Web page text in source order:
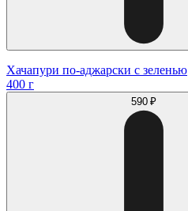
Хачапури по-аджарски с зеленью
400 г
590 ₽